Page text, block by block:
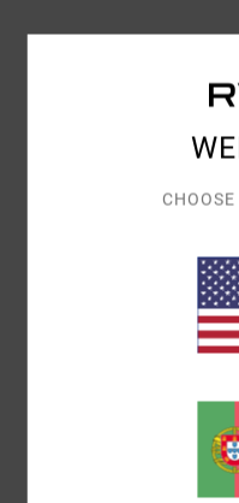
Tecido
Elástica
Bolsos nas
Etiqueta da marca:
elastano / 6% algodão